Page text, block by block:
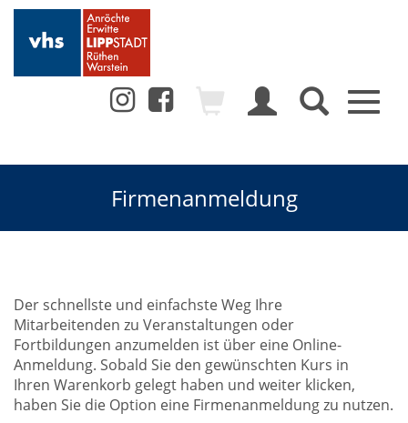
Toggle
Firmenanmeldung
Der schnellste und einfachste Weg Ihre
Mitarbeitenden zu Veranstaltungen oder
Fortbildungen anzumelden ist über eine Online-
Anmeldung. Sobald Sie den gewünschten Kurs in
Ihren Warenkorb gelegt haben und weiter klicken,
haben Sie die Option eine Firmenanmeldung zu nutzen.